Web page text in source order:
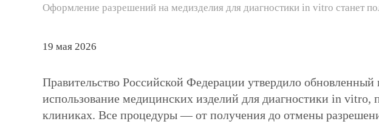
Оформление разрешений на медизделия для диагностики in vitro станет
19 мая 2026
Правительство Российской Федерации утвердило
использование медицинских изделий для диагностики in vitro,
клиниках. Все процедуры — от получения до отмены